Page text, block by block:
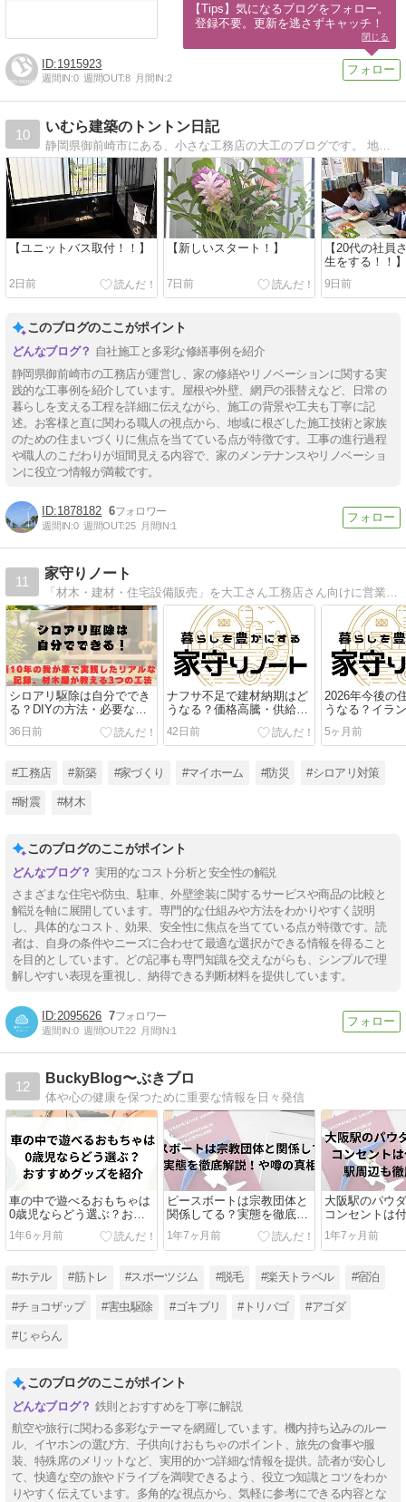
1915923
週間IN:0 週間OUT:8 月間IN:2
10
いむら建築のトントン日記
静岡県御前崎市にある、小さな工務店の大工のブログです。 地域のお客様に支えられ、今日もコツコツ 大切なお家を造っています！
【ユニットバス取付！！】
2日前
【新しいスタート！】
7日前
【20代の社員
生をする！！】
9日前
このブログのここがポイント
自社施工と多彩な修繕事例を紹介
静岡県御前崎市の工務店が運営し、家の修繕やリノベーションに関する実
践的な工事例を紹介しています。屋根や外壁、網戸の張替えなど、日常の
暮らしを支える工程を詳細に伝えながら、施工の背景や工夫も丁寧に記
述。お客様と直に関わる職人の視点から、地域に根ざした施工技術と家族
のための住まいづくりに焦点を当てている点が特徴です。工事の進行過程
や職人のこだわりが垣間見える内容で、家のメンテナンスやリノベーショ
ンに役立つ情報が満載です。
1878182 6
週間IN:0 週間OUT:25 月間IN:1
11
家守りノート
「材木・建材・住宅設備販売」を大工さん工務店さん向けに営業しているサラリーマンです。「暮らしを守り、暮らしを豊かにする」建築商材に絞ってのご提案と「家と地球とお財布を守る」情報発信をしていきます。
シロアリ駆除は自分ででき
る？DIYの方法・必要な道
具・プロに任せるべきケー
スを材木屋が解説
36日前
ナフサ不足で建材納期はど
うなる？価格高騰・供給遅
延の最新動向を徹底解説
42日前
2026年今後の
うなる？イラ
と集成材不足
説
5ヶ月前
#工務店 #新築 #家づくり #マイホーム #防災 #シロアリ対策
#耐震 #材木
このブログのここがポイント
実用的なコスト分析と安全性の解説
さまざまな住宅や防虫、駐車、外壁塗装に関するサービスや商品の比較と
解説を軸に展開しています。専門的な仕組みや方法をわかりやすく説明
し、具体的なコスト、効果、安全性に焦点を当てている点が特徴です。読
者は、自身の条件やニーズに合わせて最適な選択ができる情報を得ること
を目的としています。どの記事も専門知識を交えながらも、シンプルで理
解しやすい表現を重視し、納得できる判断材料を提供しています。
2095626 7
週間IN:0 週間OUT:22 月間IN:1
12
BuckyBlog〜ぶきブロ
体や心の健康を保つために重要な情報を日々発信
車の中で遊べるおもちゃは
0歳児ならどう選ぶ？おす
すめグッズを紹介
1年6ヶ月前
ピースボートは宗教団体と
関係してる？実態を徹底解
説！や噂の真相
1年7ヶ月前
大阪駅のパウ
コンセントは
周辺も徹底解
1年7ヶ月前
#ホテル #筋トレ #スポーツジム #脱毛 #楽天トラベル #宿泊
#チョコザップ #害虫駆除 #ゴキブリ #トリバゴ #アゴダ
#じゃらん
このブログのここがポイント
鉄則とおすすめを丁寧に解説
航空や旅行に関わる多彩なテーマを網羅しています。機内持ち込みのルー
ル、イヤホンの選び方、子供向けおもちゃのポイント、旅先の食事や服
装、特殊席のメリットなど、実用的かつ詳細な情報を提供。読者が安心し
て、快適な空の旅やドライブを満喫できるよう、役立つ知識とコツをわか
りやすく伝えています。多角的な視点から、気軽に参考にできる内容とな
【Tips】気になるブログをフォロー。
登録不要。更新を逃さずキャッチ！
閉じる